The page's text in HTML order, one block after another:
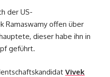
der US-
Ramaswamy offen über
dieser habe ihn in
geführt.
Vivek